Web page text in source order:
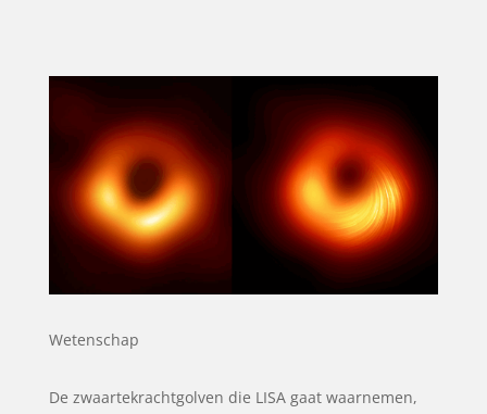
Wetenschap
De zwaartekrachtgolven die LISA gaat waarnemen,